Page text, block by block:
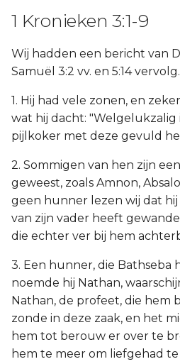
1 Kronieken 3:1-9
Wij hadden een bericht van
Samuël 3:2 vv. en 5:14 vervolg.
1. Hij had vele zonen, en
wat hij dacht: "Welgelukzalig
pijlkoker met deze gevuld
2. Sommigen van hen zijn
geweest, zoals Amnon,
geen hunner lezen wij dat
van zijn vader heeft
die echter ver bij hem
3. Een hunner, die Bathseba
noemde hij Nathan,
Nathan, de profeet, die hem
zonde in deze zaak, en het
hem tot berouw er over te
hem te meer om liefgehad